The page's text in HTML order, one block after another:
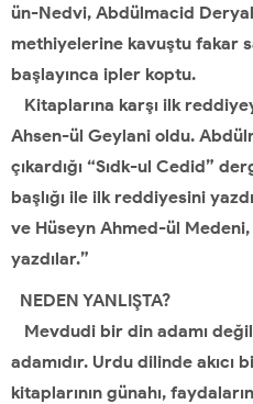
ün-Nedvi, Abdülmacid
methiyelerine kavuştu fakar
başlayınca ipler koptu.
Kitaplarına karşı ilk
Ahsen-ül Geylani oldu.
çıkardığı “Sıdk-ul Cedid”
başlığı ile ilk reddiyesini
ve Hüseyn Ahmed-ül
yazdılar.”
NEDEN YANLIŞTA?
Mevdudi bir din adamı
adamıdır. Urdu dilinde akıcı
kitaplarının günahı,